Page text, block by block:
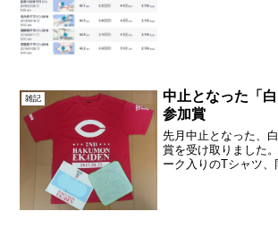
雑記
中止となった「
参加賞
先月中止となった、
賞を受け取りました
ーク入りのTシャツ